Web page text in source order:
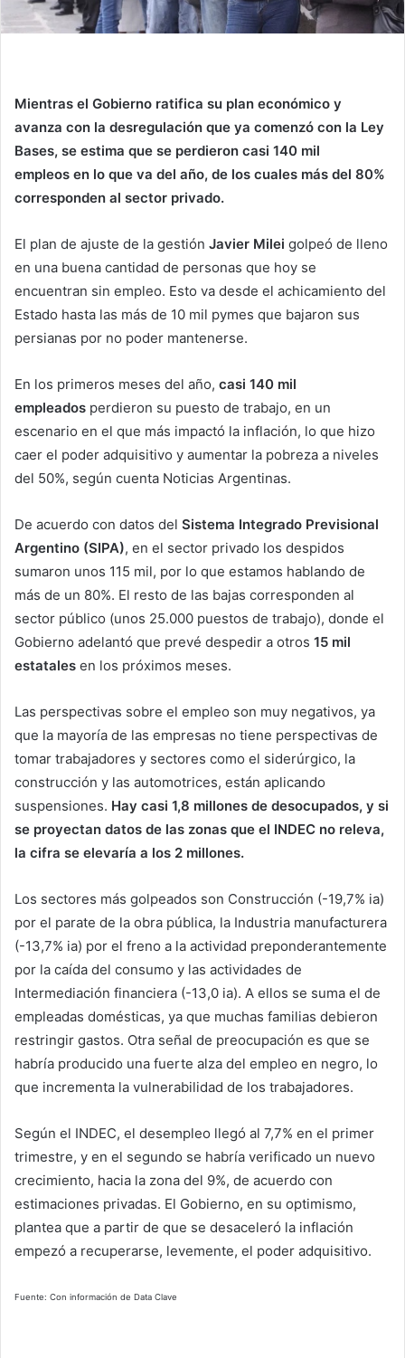
Mientras el Gobierno ratifica su plan económico y
avanza con la desregulación que ya comenzó con la Ley
Bases, se estima que se perdieron casi 140 mil
empleos en lo que va del año, de los cuales más del 80%
corresponden al sector privado.
El plan de ajuste de la gestión Javier Milei golpeó de lleno
en una buena cantidad de personas que hoy se
encuentran sin empleo. Esto va desde el achicamiento del
Estado hasta las más de 10 mil pymes que bajaron sus
persianas por no poder mantenerse.
En los primeros meses del año, casi 140 mil
empleados perdieron su puesto de trabajo, en un
escenario en el que más impactó la inflación, lo que hizo
caer el poder adquisitivo y aumentar la pobreza a niveles
del 50%, según cuenta Noticias Argentinas.
De acuerdo con datos del Sistema Integrado Previsional
Argentino (SIPA), en el sector privado los despidos
sumaron unos 115 mil, por lo que estamos hablando de
más de un 80%. El resto de las bajas corresponden al
sector público (unos 25.000 puestos de trabajo), donde el
Gobierno adelantó que prevé despedir a otros 15 mil
estatales en los próximos meses.
Las perspectivas sobre el empleo son muy negativos, ya
que la mayoría de las empresas no tiene perspectivas de
tomar trabajadores y sectores como el siderúrgico, la
construcción y las automotrices, están aplicando
suspensiones. Hay casi 1,8 millones de desocupados, y si
se proyectan datos de las zonas que el INDEC no releva,
la cifra se elevaría a los 2 millones.
Los sectores más golpeados son Construcción (-19,7% ia)
por el parate de la obra pública, la Industria manufacturera
(-13,7% ia) por el freno a la actividad preponderantemente
por la caída del consumo y las actividades de
Intermediación financiera (-13,0 ia). A ellos se suma el de
empleadas domésticas, ya que muchas familias debieron
restringir gastos. Otra señal de preocupación es que se
habría producido una fuerte alza del empleo en negro, lo
que incrementa la vulnerabilidad de los trabajadores.
Según el INDEC, el desempleo llegó al 7,7% en el primer
trimestre, y en el segundo se habría verificado un nuevo
crecimiento, hacia la zona del 9%, de acuerdo con
estimaciones privadas. El Gobierno, en su optimismo,
plantea que a partir de que se desaceleró la inflación
empezó a recuperarse, levemente, el poder adquisitivo.
Fuente: Con información de Data Clave